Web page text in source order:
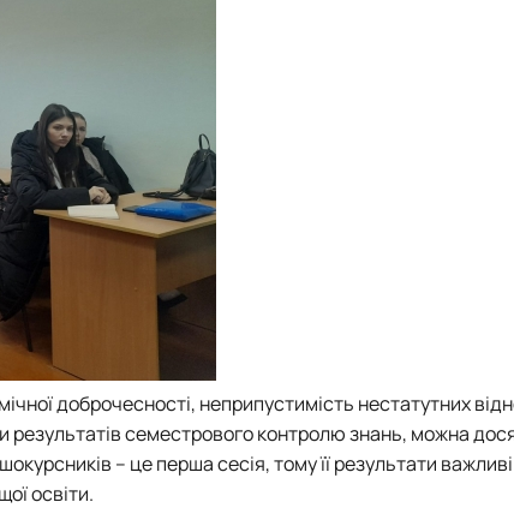
доброчесності, неприпустимість нестатутних
результатів семестрового контролю знань, можна
– це перша сесія, тому її результати
освіти.